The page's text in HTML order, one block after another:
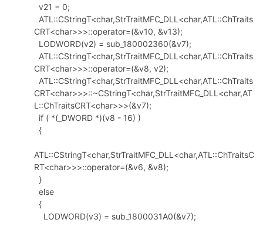
v21 = 0;
ATL::CStringT<char,StrTraitMFC_DLL<char,ATL::ChTraits
CRT<char>>>::operator=(&v10, &v13);
LODWORD(v2) = sub_180002360(&v7);
ATL::CStringT<char,StrTraitMFC_DLL<char,ATL::ChTraits
CRT<char>>>::operator=(&v8, v2);
ATL::CStringT<char,StrTraitMFC_DLL<char,ATL::ChTraits
CRT<char>>>::~CStringT<char,StrTraitMFC_DLL<char,AT
L::ChTraitsCRT<char>>>(&v7);
if ( *(_DWORD *)(v8 - 16) )
{
ATL::CStringT<char,StrTraitMFC_DLL<char,ATL::ChTraitsC
RT<char>>>::operator=(&v6, &v8);
}
else
{
LODWORD(v3) = sub_1800031A0(&v7);